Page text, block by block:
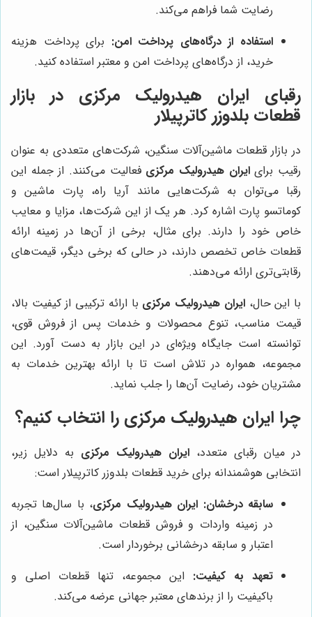
رضایت شما فراهم می‌کند.
استفاده از درگاه‌های پرداخت امن: برای پرداخت هزینه
خرید، از درگاه‌های پرداخت امن و معتبر استفاده کنید.
رقبای ایران هیدرولیک مرکزی در بازار
قطعات بلدوزر کاترپیلار
در بازار قطعات ماشین‌آلات سنگین، شرکت‌های متعددی به عنوان
رقیب برایایران هیدرولیک مرکزی فعالیت می‌کنند. از جمله این
رقبا می‌توان به شرکت‌هایی مانند آریا راه، پارت ماشین و
کوماتسو پارت اشاره کرد. هر یک از این شرکت‌ها، مزایا و معایب
خاص خود را دارند. برای مثال، برخی از آن‌ها در زمینه ارائه
قطعات خاص تخصص دارند، در حالی که برخی دیگر، قیمت‌های
رقابتی‌تری ارائه می‌دهند.
با این حال،ایران هیدرولیک مرکزی با ارائه ترکیبی از کیفیت بالا،
قیمت مناسب، تنوع محصولات و خدمات پس از فروش قوی،
توانسته است جایگاه ویژه‌ای در این بازار به دست آورد. این
مجموعه، همواره در تلاش است تا با ارائه بهترین خدمات به
مشتریان خود، رضایت آن‌ها را جلب نماید.
چرا ایران هیدرولیک مرکزی را انتخاب کنیم؟
در میان رقبای متعدد، ایران هیدرولیک مرکزی به دلایل زیر،
انتخابی هوشمندانه برای خرید قطعات بلدوزر کاترپیلار است:
سابقه درخشان: ایران هیدرولیک مرکزی، با سال‌ها تجربه
در زمینه واردات و فروش قطعات ماشین‌آلات سنگین، از
اعتبار و سابقه درخشانی برخوردار است.
تعهد به کیفیت: این مجموعه، تنها قطعات اصلی و
باکیفیت را از برندهای معتبر جهانی عرضه می‌کند.